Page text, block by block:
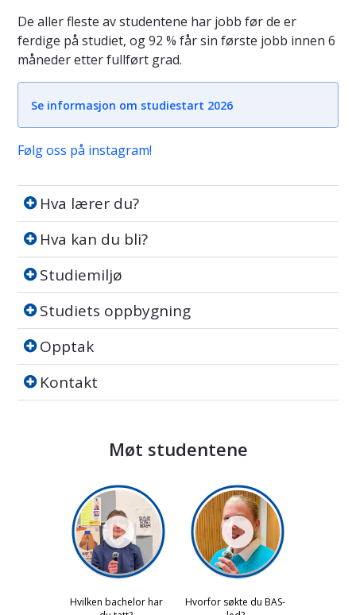
De aller fleste av studentene har jobb før de er
ferdige på studiet, og 92 % får sin første jobb innen 6
måneder etter fullført grad.
Se informasjon om studiestart 2026
Følg oss på instagram!
Hva lærer du?
Hva lærer du?
Hva kan du bli?
Hva kan du bli?
Studiemiljø
Studiemiljø
Studiets oppbygning
Studiets oppbygning
Opptak
Opptak
Kontakt
Kontakt
Møt studentene